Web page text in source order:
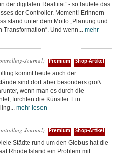
der digitalen Realtität“ - so lautete das
der Controller. Moment! Erinnern
stand unter dem Motto „Planung und
Und wenn... mehr
Journal) Premium Shop-Artikel
kommt heute auch der
sind dort aber besonders groß.
wenn man es durch die
fürchten die Künstler. Ein
mehr lesen
Journal) Premium Shop-Artikel
Städte rund um den Globus hat die
Rhode Island ein Problem mit